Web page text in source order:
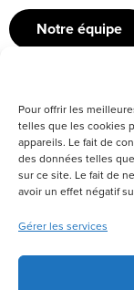
Pour offrir les
telles que les cookies
appareils. Le fait de
des données telles
sur ce site. Le fait de
avoir un effet négatif
Gérer les services
Notre équipe
Découvrez nos
Postuler